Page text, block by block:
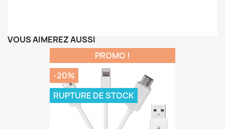
VOUS AIMEREZ AUSSI
PROMO !
-20%
RUPTURE DE STOCK